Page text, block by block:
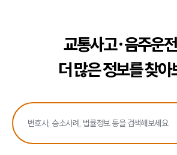
교통사고·음주운
더 많은 정보를 찾아